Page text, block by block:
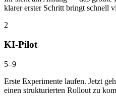
klarer erster Schritt bringt schnell
2
KI-Pilot
5–9
Erste Experimente laufen. Jetzt
einen strukturierten Rollout zu